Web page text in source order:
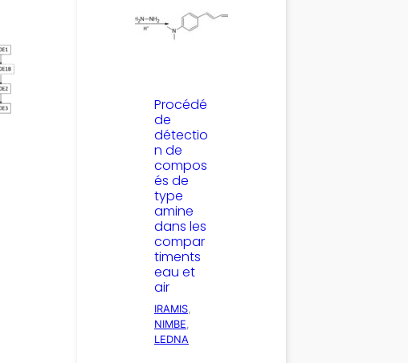
Procédé
de
détectio
n de
compos
és de
type
amine
dans les
compar
timents
eau et
air
IRAMIS
NIMBE
LEDNA